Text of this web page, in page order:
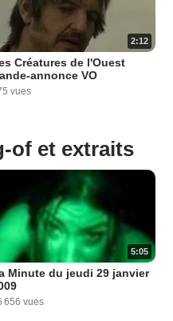
2:12
Créatures de l'Ouest
annonce VO
vues
of et extraits
5:05
Minute du jeudi 29 janvier
656 vues